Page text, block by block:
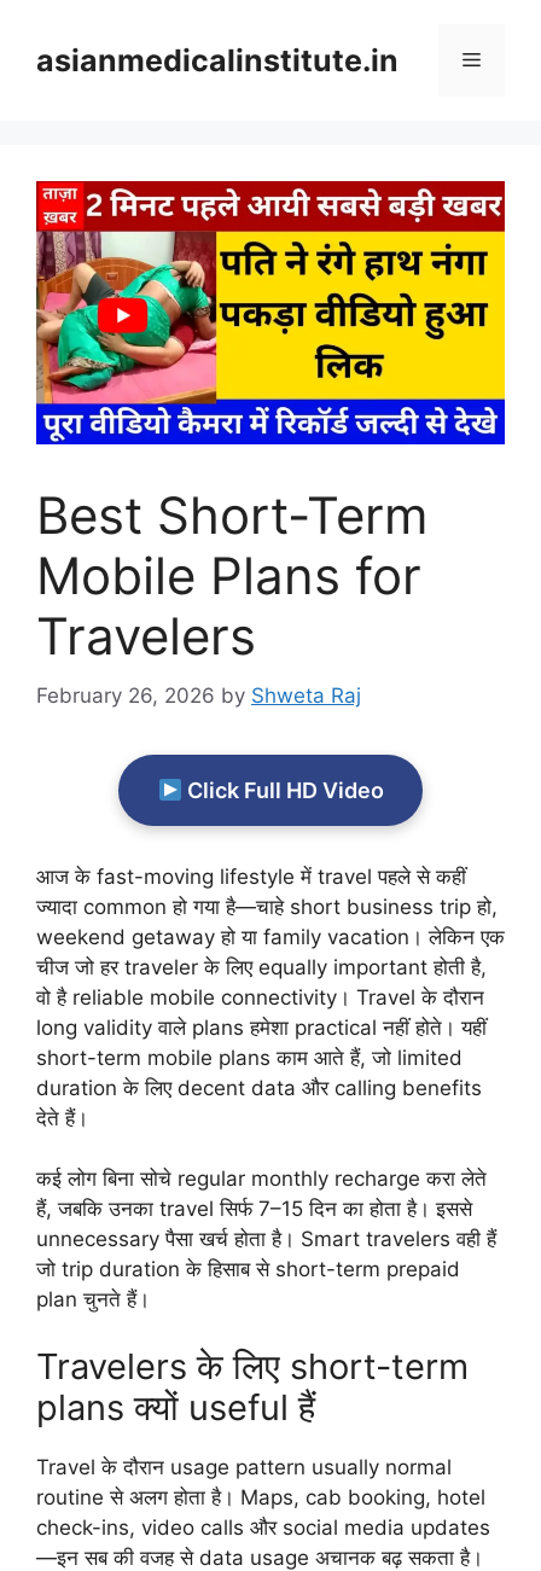
contentasianmedicalinstitute.in Menu
Best Short-Term
Mobile Plans for
Travelers
February 26, 2026 by Shweta Raj
Click Full HD Video
आज के fast-moving lifestyle में travel पहले से कहीं
ज्यादा common हो गया है—चाहे short business trip हो,
weekend getaway हो या family vacation। लेकिन एक
चीज जो हर traveler के लिए equally important होती है,
वो है reliable mobile connectivity। Travel के दौरान
long validity वाले plans हमेशा practical नहीं होते। यहीं
short-term mobile plans काम आते हैं, जो limited
duration के लिए decent data और calling benefits
देते हैं।
कई लोग बिना सोचे regular monthly recharge करा लेते
हैं, जबकि उनका travel सिर्फ 7–15 दिन का होता है। इससे
unnecessary पैसा खर्च होता है। Smart travelers वही हैं
जो trip duration के हिसाब से short-term prepaid
plan चुनते हैं।
Travelers के लिए short-term
plans क्यों useful हैं
Travel के दौरान usage pattern usually normal
routine से अलग होता है। Maps, cab booking, hotel
check-ins, video calls और social media updates
—इन सब की वजह से data usage अचानक बढ़ सकता है।